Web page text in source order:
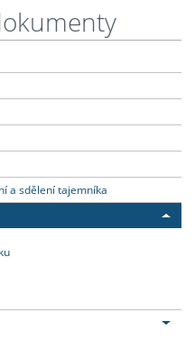
a sdělení tajemníka